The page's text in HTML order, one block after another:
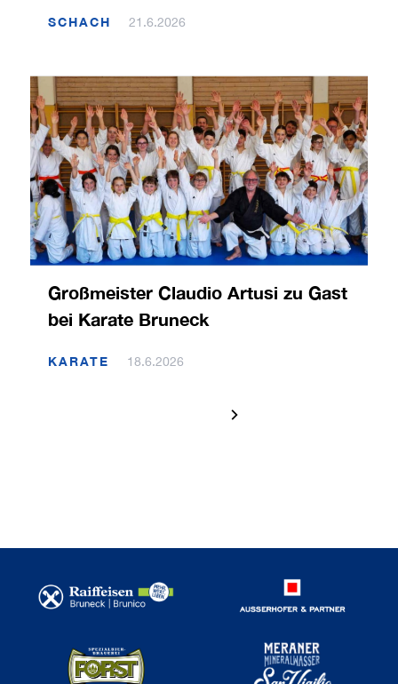
SCHACH 21.6.2026
Großmeister Claudio Artusi zu Gast
bei Karate Bruneck
KARATE 18.6.2026